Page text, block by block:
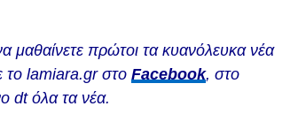
μαθαίνετε πρώτοι τα κυανόλευκα νέα
το lamiara.gr στο Facebook, στο
dt όλα τα νέα.